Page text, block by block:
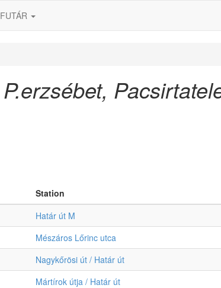
FUTÁR
P.erzsébet,
Station
Határ út M
Mészáros Lőrinc utca
Nagykőrösi út / Határ út
Mártírok útja / Határ út